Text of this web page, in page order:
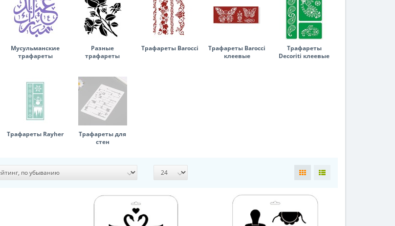
Мусульманские
трафареты
Разные
трафареты
Трафареты Barocci
Трафареты Barocci
клеевые
Трафареты
Decoriti клеевые
Трафареты Rayher
Трафареты для
стен